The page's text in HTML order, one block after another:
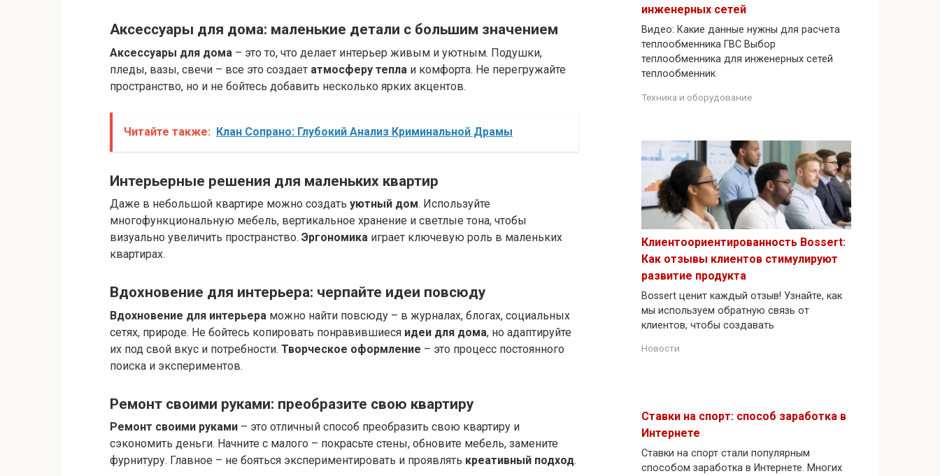
Аксессуары для дома: маленькие детали с большим значением
Аксессуары для дома – это то, что делает интерьер живым и уютным. Подушки,
пледы, вазы, свечи – все это создает атмосферу тепла и комфорта. Не перегружайте
пространство, но и не бойтесь добавить несколько ярких акцентов.
Читайте также: Клан Сопрано: Глубокий Анализ Криминальной Драмы
Интерьерные решения для маленьких квартир
Даже в небольшой квартире можно создать уютный дом. Используйте
многофункциональную мебель, вертикальное хранение и светлые тона, чтобы
визуально увеличить пространство. Эргономика играет ключевую роль в маленьких
квартирах.
Вдохновение для интерьера: черпайте идеи повсюду
Вдохновение для интерьера можно найти повсюду – в журналах, блогах, социальных
сетях, природе. Не бойтесь копировать понравившиеся идеи для дома, но адаптируйте
их под свой вкус и потребности. Творческое оформление – это процесс постоянного
поиска и экспериментов.
Ремонт своими руками: преобразите свою квартиру
Ремонт своими руками – это отличный способ преобразить свою квартиру и
сэкономить деньги. Начните с малого – покрасьте стены, обновите мебель, замените
фурнитуру. Главное – не бояться экспериментировать и проявлять креативный подход.
инженерных сетей
Видео: Какие данные нужны для расчета
теплообменника ГВС Выбор
теплообменника для инженерных сетей
теплообменник
Техника и оборудование
Клиентоориентированность Bossert:
Как отзывы клиентов стимулируют
развитие продукта
Bossert ценит каждый отзыв! Узнайте, как
мы используем обратную связь от
клиентов, чтобы создавать
Новости
Ставки на спорт: способ заработка в
Интернете
Ставки на спорт стали популярным
способом заработка в Интернете. Многих